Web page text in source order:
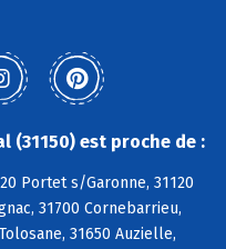
(31150) est proche de :
Portet s/Garonne, 31120
31700 Cornebarrieu,
31650 Auzielle,